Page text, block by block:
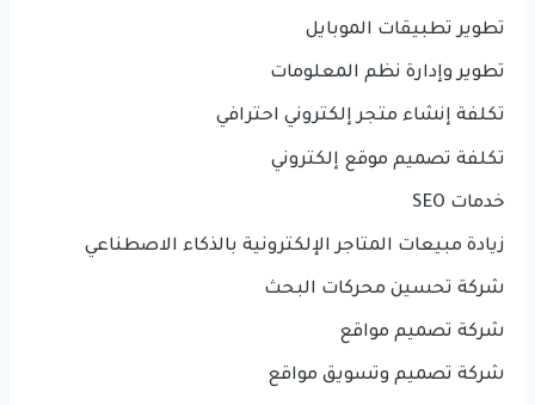
تطوير تطبيقات الموبايل
تطوير وإدارة نظم المعلومات
تكلفة إنشاء متجر إلكتروني احترافي
تكلفة تصميم موقع إلكتروني
خدمات SEO
زيادة مبيعات المتاجر الإلكترونية بالذكاء الاصطناعي
شركة تحسين محركات البحث
شركة تصميم مواقع
شركة تصميم وتسويق مواقع